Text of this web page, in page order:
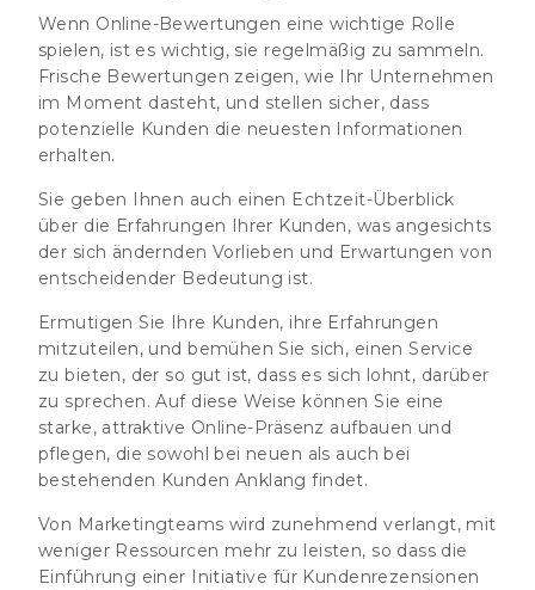
Wenn Online-Bewertungen eine wichtige Rolle
spielen, ist es wichtig, sie regelmäßig zu sammeln.
Frische Bewertungen zeigen, wie Ihr Unternehmen
im Moment dasteht, und stellen sicher, dass
potenzielle Kunden die neuesten Informationen
erhalten.
Sie geben Ihnen auch einen Echtzeit-Überblick
über die Erfahrungen Ihrer Kunden, was angesichts
der sich ändernden Vorlieben und Erwartungen von
entscheidender Bedeutung ist.
Ermutigen Sie Ihre Kunden, ihre Erfahrungen
mitzuteilen, und bemühen Sie sich, einen Service
zu bieten, der so gut ist, dass es sich lohnt, darüber
zu sprechen. Auf diese Weise können Sie eine
starke, attraktive Online-Präsenz aufbauen und
pflegen, die sowohl bei neuen als auch bei
bestehenden Kunden Anklang findet.
Von Marketingteams wird zunehmend verlangt, mit
weniger Ressourcen mehr zu leisten, so dass die
Einführung einer Initiative für Kundenrezensionen